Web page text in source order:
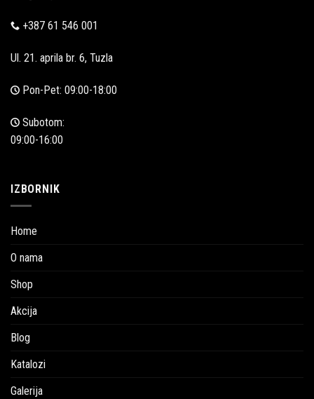
+387 61 546 001
Ul. 21. aprila br. 6, Tuzla
Pon-Pet: 09:00-18:00
Subotom:
09:00-16:00
IZBORNIK
Home
O nama
Shop
Akcija
Blog
Katalozi
Galerija